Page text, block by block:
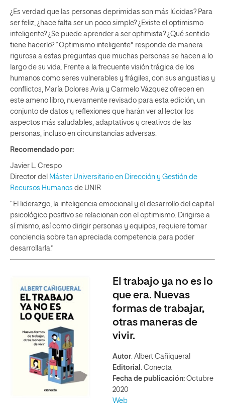
¿Es verdad que las personas deprimidas son más lúcidas? Para
ser feliz, ¿hace falta ser un poco simple? ¿Existe el optimismo
inteligente? ¿Se puede aprender a ser optimista? ¿Qué sentido
tiene hacerlo? “Optimismo inteligente” responde de manera
rigurosa a estas preguntas que muchas personas se hacen a lo
largo de su vida. Frente a la frecuente visión trágica de los
humanos como seres vulnerables y frágiles, con sus angustias y
conflictos, María Dolores Avia y Carmelo Vázquez ofrecen en
este ameno libro, nuevamente revisado para esta edición, un
conjunto de datos y reflexiones que harán ver al lector los
aspectos más saludables, adaptativos y creativos de las
personas, incluso en circunstancias adversas.
Recomendado por:
Javier L. Crespo
Director del Máster Universitario en Dirección y Gestión de
Recursos Humanos de UNIR
“El liderazgo, la inteligencia emocional y el desarrollo del capital
psicológico positivo se relacionan con el optimismo. Dirigirse a
sí mismo, así como dirigir personas y equipos, requiere tomar
conciencia sobre tan apreciada competencia para poder
desarrollarla.”
El trabajo ya no es lo
que era. Nuevas
formas de trabajar,
otras maneras de
vivir.
Autor: Albert Cañigueral
Editorial : Conecta
Fecha de publicación: Octubre
2020
Web